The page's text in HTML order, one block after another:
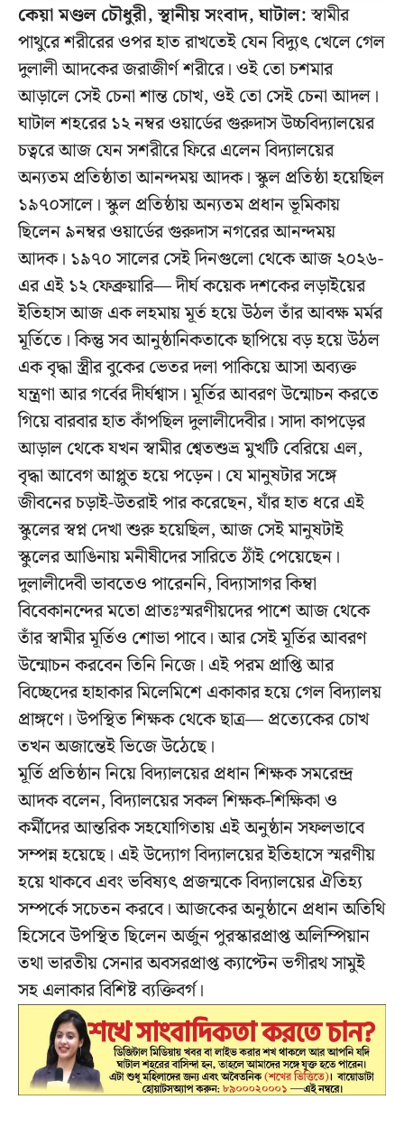
কেয়া মণ্ডল চৌধুরী, স্থানীয় সংবাদ, ঘাটাল:স্বামীর
পাথুরে শরীরের ওপর হাত রাখতেই যেন বিদ্যুৎ খেলে গেল
দুলালী আদকের জরাজীর্ণ শরীরে। ওই তো চশমার
আড়ালে সেই চেনা শান্ত চোখ, ওই তো সেই চেনা আদল।
ঘাটাল শহরের ১২ নম্বর ওয়ার্ডের গুরুদাস উচ্চবিদ্যালয়ের
চত্বরে আজ যেন সশরীরে ফিরে এলেন বিদ্যালয়ের
অন্যতম প্রতিষ্ঠাতা আনন্দময় আদক। স্কুল প্রতিষ্ঠা হয়েছিল
১৯৭০সালে। স্কুল প্রতিষ্ঠায় অন্যতম প্রধান ভূমিকায়
ছিলেন ৯নম্বর ওয়ার্ডের গুরুদাস নগরের আনন্দময়
আদক। ১৯৭০ সালের সেই দিনগুলো থেকে আজ ২০২৬-
এর এই ১২ ফেব্রুয়ারি— দীর্ঘ কয়েক দশকের লড়াইয়ের
ইতিহাস আজ এক লহমায় মূর্ত হয়ে উঠল তাঁর আবক্ষ মর্মর
মূর্তিতে। কিন্তু সব আনুষ্ঠানিকতাকে ছাপিয়ে বড় হয়ে উঠল
এক বৃদ্ধা স্ত্রীর বুকের ভেতর দলা পাকিয়ে আসা অব্যক্ত
যন্ত্রণা আর গর্বের দীর্ঘশ্বাস। মূর্তির আবরণ উন্মোচন করতে
গিয়ে বারবার হাত কাঁপছিল দুলালীদেবীর। সাদা কাপড়ের
আড়াল থেকে যখন স্বামীর শ্বেতশুভ্র মুখটি বেরিয়ে এল,
বৃদ্ধা আবেগ আপ্লুত হয়ে পড়েন। যে মানুষটার সঙ্গে
জীবনের চড়াই-উতরাই পার করেছেন, যাঁর হাত ধরে এই
স্কুলের স্বপ্ন দেখা শুরু হয়েছিল, আজ সেই মানুষটাই
স্কুলের আঙিনায় মনীষীদের সারিতে ঠাঁই পেয়েছেন।
দুলালীদেবী ভাবতেও পারেননি, বিদ্যাসাগর কিম্বা
বিবেকানন্দের মতো প্রাতঃস্মরণীয়দের পাশে আজ থেকে
তাঁর স্বামীর মূর্তিও শোভা পাবে। আর সেই মূর্তির আবরণ
উন্মোচন করবেন তিনি নিজে। এই পরম প্রাপ্তি আর
বিচ্ছেদের হাহাকার মিলেমিশে একাকার হয়ে গেল বিদ্যালয়
প্রাঙ্গণে। উপস্থিত শিক্ষক থেকে ছাত্র— প্রত্যেকের চোখ
তখন অজান্তেই ভিজে উঠেছে।
মূর্তি প্রতিষ্ঠান নিয়ে বিদ্যালয়ের প্রধান শিক্ষক সমরেন্দ্র
আদক বলেন, বিদ্যালয়ের সকল শিক্ষক-শিক্ষিকা ও
কর্মীদের আন্তরিক সহযোগিতায় এই অনুষ্ঠান সফলভাবে
সম্পন্ন হয়েছে। এই উদ্যোগ বিদ্যালয়ের ইতিহাসে স্মরণীয়
হয়ে থাকবে এবং ভবিষ্যৎ প্রজন্মকে বিদ্যালয়ের ঐতিহ্য
সম্পর্কে সচেতন করবে। আজকের অনুষ্ঠানে প্রধান অতিথি
হিসেবে উপস্থিত ছিলেন অর্জুন পুরস্কারপ্রাপ্ত অলিম্পিয়ান
তথা ভারতীয় সেনার অবসরপ্রাপ্ত ক্যাপ্টেন ভগীরথ সামুই
সহ এলাকার বিশিষ্ট ব্যক্তিবর্গ।